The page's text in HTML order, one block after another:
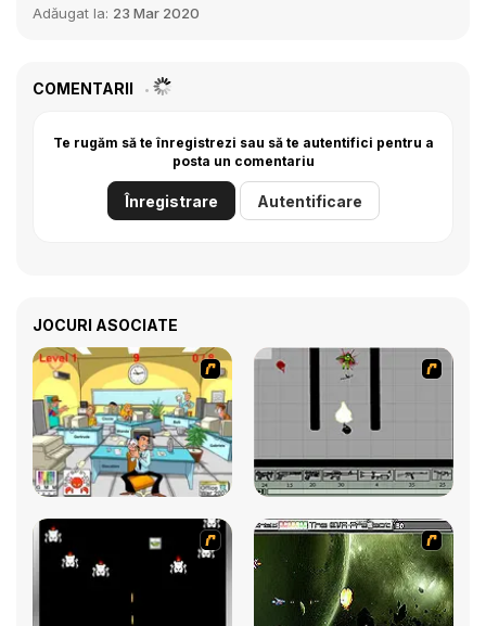
Adăugat la: 23 Mar 2020
COMENTARII
Te rugăm să te înregistrezi sau să te autentifici pentru a
posta un comentariu
Înregistrare Autentificare
JOCURI ASOCIATE